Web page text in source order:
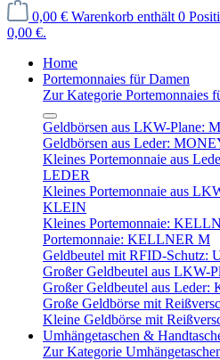
0,00 € Warenkorb enthält 0
0,00 €.
Home
Portemonnaies für Damen
Zur Kategorie Portemonnaies
Geldbörsen aus LKW-Plane:
Geldbörsen aus Leder:
Kleines Portemonnaie aus
LEDER
Kleines Portemonnaie aus
KLEIN
Kleines Portemonnaie:
Portemonnaie: KELLNER M
Geldbeutel mit RFID-
Großer Geldbeutel aus
Großer Geldbeutel aus
Große Geldbörse mit
Kleine Geldbörse mit
Umhängetaschen &
Zur Kategorie